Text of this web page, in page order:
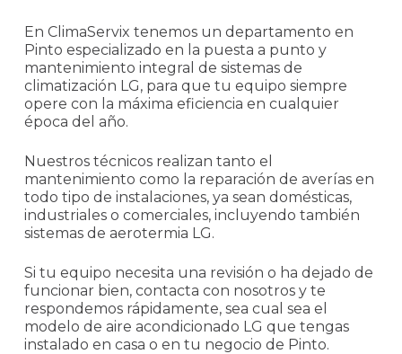
En ClimaServix tenemos un departamento en
Pinto especializado en la puesta a punto y
mantenimiento integral de sistemas de
climatización LG, para que tu equipo siempre
opere con la máxima eficiencia en cualquier
época del año.
Nuestros técnicos realizan tanto el
mantenimiento como la reparación de averías en
todo tipo de instalaciones, ya sean domésticas,
industriales o comerciales, incluyendo también
sistemas de aerotermia LG.
Si tu equipo necesita una revisión o ha dejado de
funcionar bien, contacta con nosotros y te
respondemos rápidamente, sea cual sea el
modelo de aire acondicionado LG que tengas
instalado en casa o en tu negocio de Pinto.